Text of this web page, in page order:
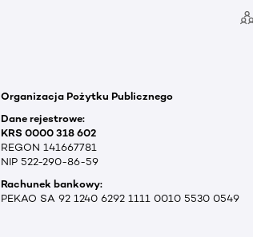
Organizacja Pożytku Publicznego
Dane rejestrowe:
KRS 0000 318 602
REGON 141667781
NIP 522-290-86-59
Rachunek bankowy:
PEKAO SA 92 1240 6292 1111 0010 5530 0549